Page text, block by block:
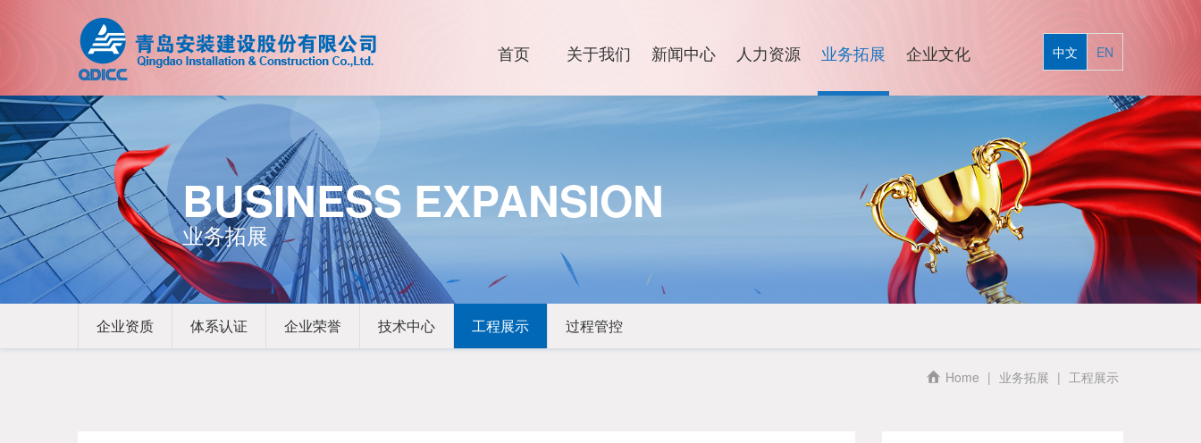
首页 关于我们 新闻中心 人力资源 业务拓展 企业文化 EN
中文
BUSINESS EXPANSION
业务拓展
企业资质 体系认证 企业荣誉 技术中心 工程展示 过程管控
Home | 业务拓展 | 工程展示